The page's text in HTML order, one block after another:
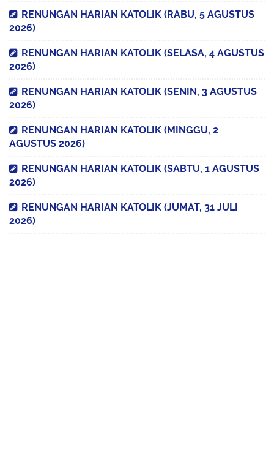
RENUNGAN HARIAN KATOLIK (RABU, 5 AGUSTUS
2026)
RENUNGAN HARIAN KATOLIK (SELASA, 4 AGUSTUS
2026)
RENUNGAN HARIAN KATOLIK (SENIN, 3 AGUSTUS
2026)
RENUNGAN HARIAN KATOLIK (MINGGU, 2
AGUSTUS 2026)
RENUNGAN HARIAN KATOLIK (SABTU, 1 AGUSTUS
2026)
RENUNGAN HARIAN KATOLIK (JUMAT, 31 JULI
2026)